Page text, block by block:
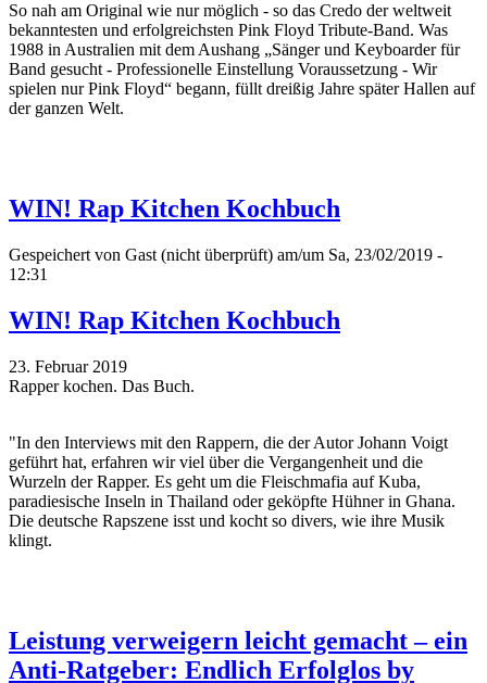
So nah am Original wie nur möglich - so das Credo der weltweit
bekanntesten und erfolgreichsten Pink Floyd Tribute-Band. Was
1988 in Australien mit dem Aushang „Sänger und Keyboarder für
Band gesucht - Professionelle Einstellung Voraussetzung - Wir
spielen nur Pink Floyd“ begann, füllt dreißig Jahre später Hallen auf
der ganzen Welt.
WIN! Rap Kitchen Kochbuch
Gespeichert von Gast (nicht überprüft) am/um Sa, 23/02/2019 -
12:31
WIN! Rap Kitchen Kochbuch
23. Februar 2019
Rapper kochen. Das Buch.
"In den Interviews mit den Rappern, die der Autor Johann Voigt
geführt hat, erfahren wir viel über die Vergangenheit und die
Wurzeln der Rapper. Es geht um die Fleischmafia auf Kuba,
paradiesische Inseln in Thailand oder geköpfte Hühner in Ghana.
Die deutsche Rapszene isst und kocht so divers, wie ihre Musik
klingt.
Leistung verweigern leicht gemacht – ein
Anti-Ratgeber: Endlich Erfolglos by